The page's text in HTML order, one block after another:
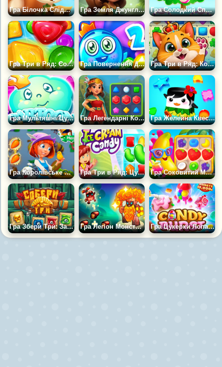
Гра Білочка Слідопит Гра Земля Джунглів: Три в Ряд Гра Солодкий Сплеск: Три в Ряд
Гра Три в Ряд: Солодкі Цукерки Гра Повернення до Країни Цукерок 2 Гра Три в Ряд: Котики
Гра Мультяшні Цукерки Гра Легендарні Коштовності Гра Желейна Квест Манія
Гра Королівське Ранчо: Об'єднуй і Збирай Гра Три в Ряд: Цукерки та морозиво Гра Соковитий Матч
Гра Збери Три: Загублене Місто Гра Легіон Монстрів Гра Цукерки Лопаються: Три в Ряд